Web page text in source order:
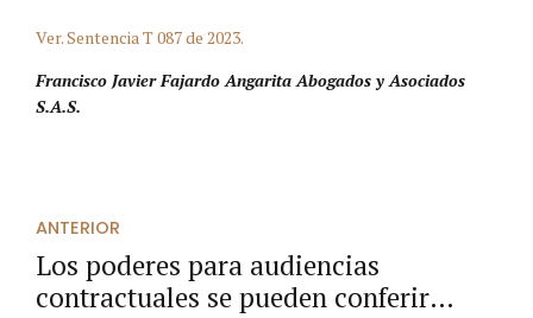
Ver. Sentencia T 087 de 2023.
Francisco Javier Fajardo Angarita Abogados y Asociados
S.A.S.
ANTERIOR
Los poderes para audiencias
contractuales se pueden conferir